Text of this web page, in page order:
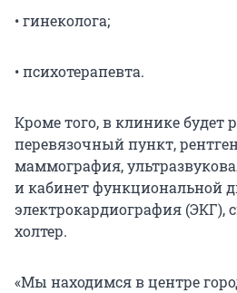
• гинеколога;
• психотерапевта.
Кроме того, в клинике будет
перевязочный пункт,
маммография,
и кабинет функциональной
электрокардиография (ЭКГ),
холтер.
«Мы находимся в центре